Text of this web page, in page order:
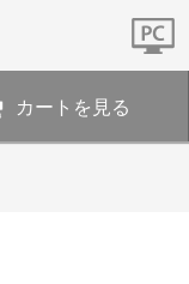
カートを見る